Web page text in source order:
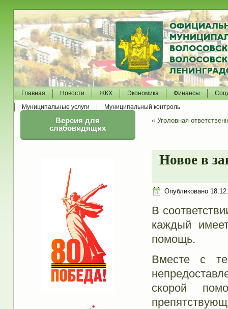
Главная Новости ЖКХ Экономика Финансы
Муниципальные услуги
Муниципальный контроль
Версия для
слабовидящих
« Уголовная
Новое в
Опубликовано
В
каждый
помощь.
Вместе с
скорой